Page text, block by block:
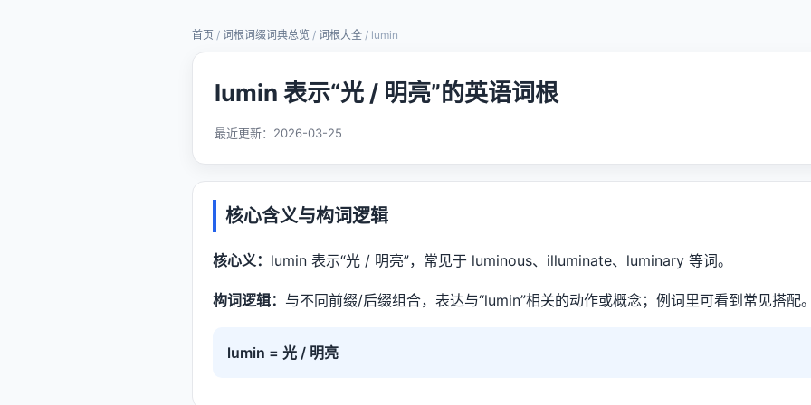
首页 / 词根词缀词典总览 / 词根大全 / lumin
lumin 表示“光 / 明亮”的英语词根
最近更新： 2026-03-25
核心含义与构词逻辑
核心义： lumin 表示“光 / 明亮”，常见于 luminous、illuminate、luminary 等词。
构词逻辑： 与不同前缀/后缀组合，表达与“lumin”相关的动作或概念；例词里可看到常见搭配
lumin = 光 / 明亮